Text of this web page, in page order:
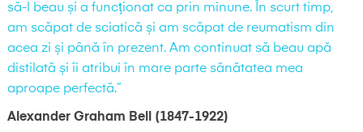
să-l beau și a funcționat ca prin minune. În scurt timp,
am scăpat de sciatică și am scăpat de reumatism din
acea zi și până în prezent. Am continuat să beau apă
distilată și îi atribui în mare parte sănătatea mea
aproape perfectă.”
Alexander Graham Bell (1847-1922)